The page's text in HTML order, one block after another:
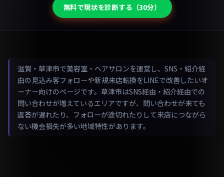
無料で現状を診断する（30分）
滋賀・草津市で美容室・ヘアサロンを運営し、SNS・紹介経
由の見込み客フォローや新規来店転換をLINEで改善したいオ
ーナー向けのページです。草津市はSNS経由・紹介経由での
問い合わせが増えているエリアですが、問い合わせが来ても
返答が遅れたり、フォローが途切れたりして来店につながら
ない機会損失が多い地域特性があります。